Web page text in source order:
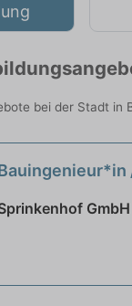
bei der Stadt in